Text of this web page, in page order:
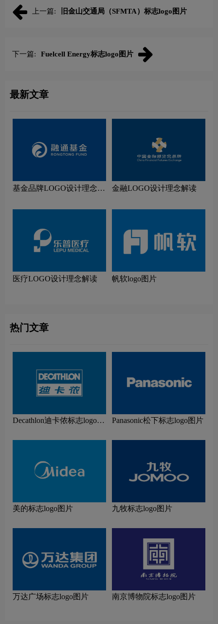
上一篇: 旧金山交通局（SFMTA）标志logo图片
下一篇: Fuelcell Energy标志logo图片
最新文章
基金品牌LOGO设计理念解
金融LOGO设计理念解读
医疗LOGO设计理念解读 帆软logo图片
热门文章
Decathlon迪卡侬标志logo图
Panasonic松下标志logo图片
美的标志logo图片 九牧标志logo图片
万达广场标志logo图片 南京博物院标志logo图片